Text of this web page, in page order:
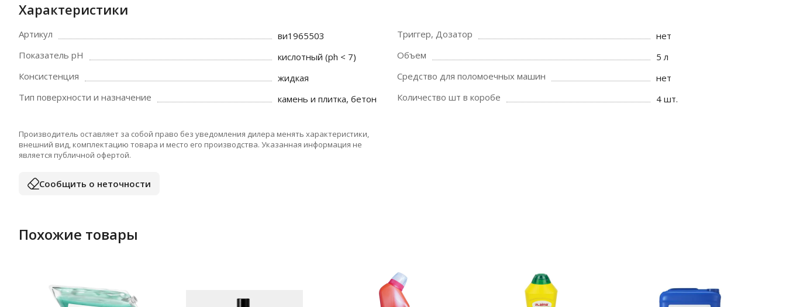
Характеристики
Артикул
ви1965503
Показатель pH
кислотный (ph < 7)
Консистенция
жидкая
Тип поверхности и назначение
камень и плитка, бетон
Триггер, Дозатор
нет
Объем
5 л
Средство для поломоечных машин
нет
Количество шт в коробе
4 шт.
Производитель оставляет за собой право без уведомления дилера менять характеристики,
внешний вид, комплектацию товара и место его производства. Указанная информация не
является публичной офертой.
Сообщить о неточности
Похожие товары